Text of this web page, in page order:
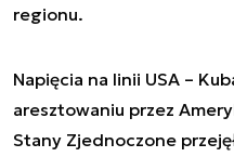
regionu.
Napięcia na linii USA –
aresztowaniu przez
Stany Zjednoczone